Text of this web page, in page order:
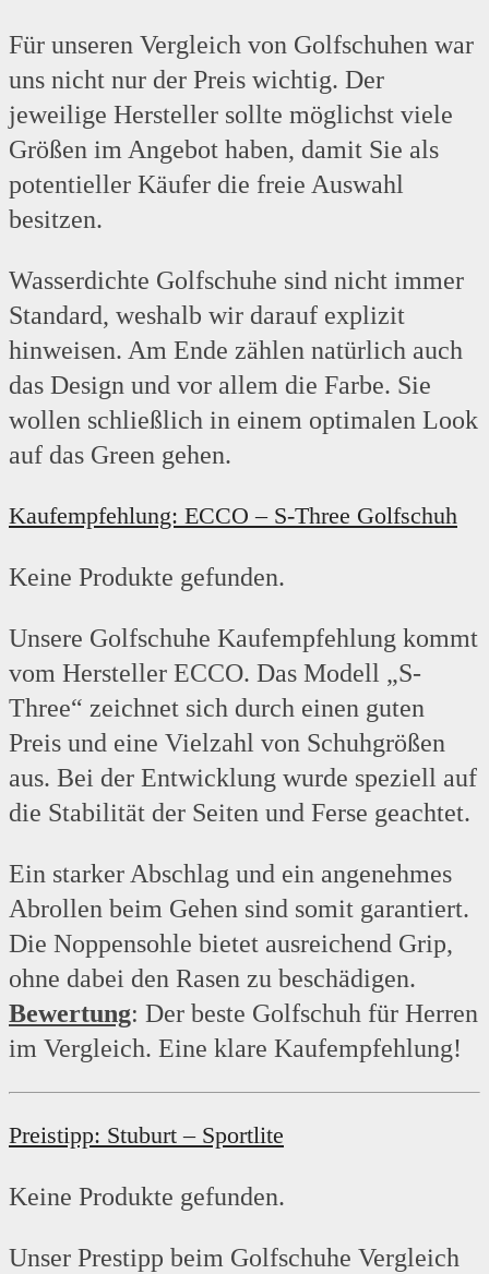
Für unseren Vergleich von Golfschuhen war
uns nicht nur der Preis wichtig. Der
jeweilige Hersteller sollte möglichst viele
Größen im Angebot haben, damit Sie als
potentieller Käufer die freie Auswahl
besitzen.
Wasserdichte Golfschuhe sind nicht immer
Standard, weshalb wir darauf explizit
hinweisen. Am Ende zählen natürlich auch
das Design und vor allem die Farbe. Sie
wollen schließlich in einem optimalen Look
auf das Green gehen.
Kaufempfehlung: ECCO – S-Three Golfschuh
Keine Produkte gefunden.
Unsere Golfschuhe Kaufempfehlung kommt
vom Hersteller ECCO. Das Modell „S-
Three“ zeichnet sich durch einen guten
Preis und eine Vielzahl von Schuhgrößen
aus. Bei der Entwicklung wurde speziell auf
die Stabilität der Seiten und Ferse geachtet.
Ein starker Abschlag und ein angenehmes
Abrollen beim Gehen sind somit garantiert.
Die Noppensohle bietet ausreichend Grip,
ohne dabei den Rasen zu beschädigen.
Bewertung: Der beste Golfschuh für Herren
im Vergleich. Eine klare Kaufempfehlung!
Preistipp: Stuburt – Sportlite
Keine Produkte gefunden.
Unser Prestipp beim Golfschuhe Vergleich